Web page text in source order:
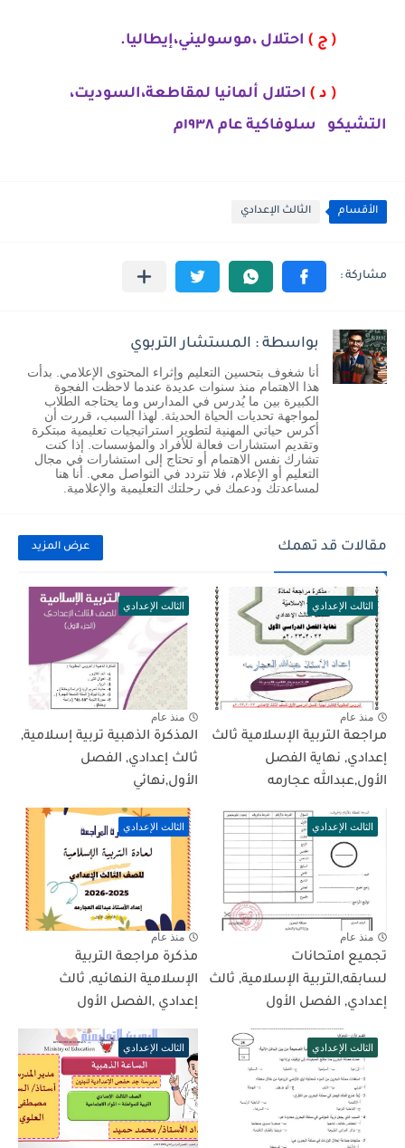
( ج ) احتلال ،موسوليني،إيطاليا.
( د ) احتلال ألمانيا لمقاطعة،السوديت،
التشيكو
سلوفاكية عام ١٩٣٨م
الأقسام الثالث الإعدادي
بواسطة : المستشار التربوي
أنا شغوف بتحسين التعليم وإثراء المحتوى الإعلامي. بدأت
هذا الاهتمام منذ سنوات عديدة عندما لاحظت الفجوة
الكبيرة بين ما يُدرس في المدارس وما يحتاجه الطلاب
لمواجهة تحديات الحياة الحديثة. لهذا السبب، قررت أن
أكرس حياتي المهنية لتطوير استراتيجيات تعليمية مبتكرة
وتقديم استشارات فعالة للأفراد والمؤسسات. إذا كنت
تشارك نفس الاهتمام أو تحتاج إلى استشارات في مجال
التعليم أو الإعلام، فلا تتردد في التواصل معي. أنا هنا
لمساعدتك ودعمك في رحلتك التعليمية والإعلامية.
مقالات قد تهمك عرض المزيد
الثالث الإعدادي
منذ عام
مراجعة التربية الإسلامية ثالث
إعدادي, نهاية الفصل
الأول,عبدالله عجارمه
الثالث الإعدادي
منذ عام
المذكرة الذهبية تربية إسلامية,
ثالث إعدادي, الفصل
الأول,نهائي
الثالث الإعدادي
منذ عام
تجميع امتحانات
لسابقه,التربية الإسلامية, ثالث
إعدادي, الفصل الأول
الثالث الإعدادي
منذ عام
مذكرة مراجعة التربية
الإسلامية النهائيه, ثالث
إعدادي ,الفصل الأول
الثالث الإعدادي الثالث الإعدادي